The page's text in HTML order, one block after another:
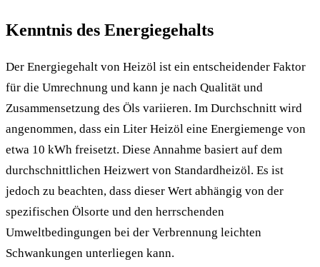
Kenntnis des Energiegehalts
Der Energiegehalt von Heizöl ist ein entscheidender Faktor
für die Umrechnung und kann je nach Qualität und
Zusammensetzung des Öls variieren. Im Durchschnitt wird
angenommen, dass ein Liter Heizöl eine Energiemenge von
etwa 10 kWh freisetzt. Diese Annahme basiert auf dem
durchschnittlichen Heizwert von Standardheizöl. Es ist
jedoch zu beachten, dass dieser Wert abhängig von der
spezifischen Ölsorte und den herrschenden
Umweltbedingungen bei der Verbrennung leichten
Schwankungen unterliegen kann.